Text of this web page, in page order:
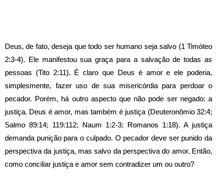
Deus, de fato, deseja que todo ser humano seja salvo (1 Timóteo
2:3-4). Ele manifestou sua graça para a salvação de todas as
pessoas (Tito 2:11). É claro que Deus é amor e ele poderia,
simplesmente, fazer uso de sua misericórdia para perdoar o
pecador. Porém, há outro aspecto que não pode ser negado: a
justiça. Deus é amor, mas também é justiça (Deuteronômio 32:4;
Salmo 89:14; 119:112; Naum 1:2-3; Romanos 1:18). A justiça
demanda punição para o culpado. O pecador deve ser punido da
perspectiva da justiça, mas salvo da perspectiva do amor. Então,
como conciliar justiça e amor sem contradizer um ou outro?